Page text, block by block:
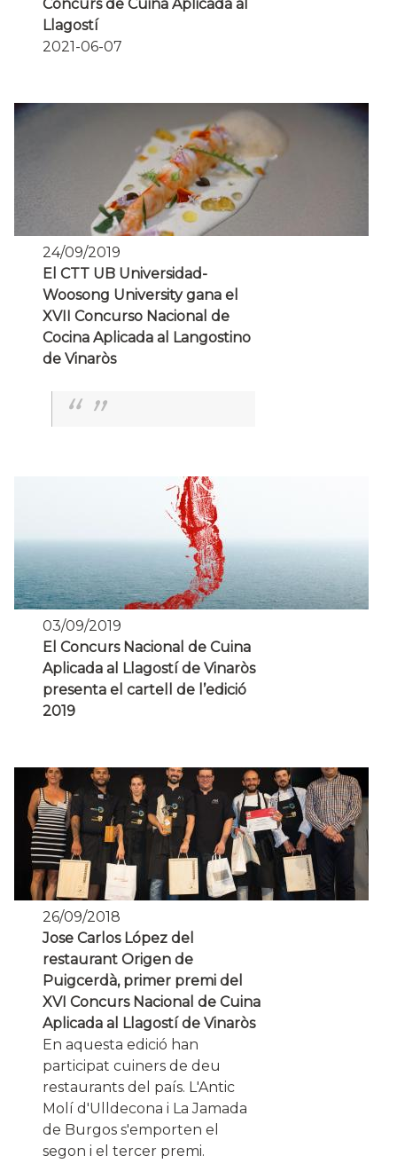
Concurs de Cuina Aplicada al
Llagostí
2021-06-07
24/09/2019
El CTT UB Universidad-
Woosong University gana el
XVII Concurso Nacional de
Cocina Aplicada al Langostino
de Vinaròs
03/09/2019
El Concurs Nacional de Cuina
Aplicada al Llagostí de Vinaròs
presenta el cartell de l’edició
2019
26/09/2018
Jose Carlos López del
restaurant Origen de
Puigcerdà, primer premi del
XVI Concurs Nacional de Cuina
Aplicada al Llagostí de Vinaròs
En aquesta edició han
participat cuiners de deu
restaurants del país. L'Antic
Molí d'Ulldecona i La Jamada
de Burgos s'emporten el
segon i el tercer premi.